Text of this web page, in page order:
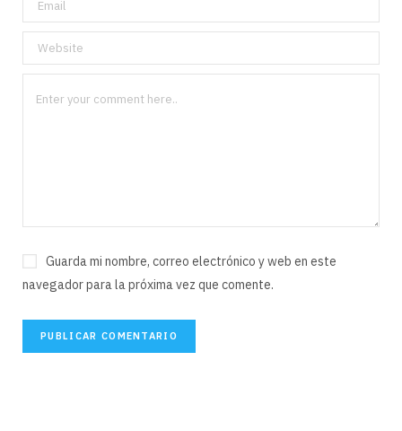
Guarda mi nombre, correo electrónico y web en este
navegador para la próxima vez que comente.